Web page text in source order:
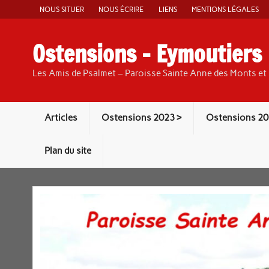
content
NOUS SITUER NOUS ÉCRIRE LIENS MENTIONS LÉGALES
Ostensions – Eymoutiers
Les Amis de Psalmet – Paroisse Sainte Anne des Monts et
Articles Ostensions 2023 > Ostensions
Plan du site